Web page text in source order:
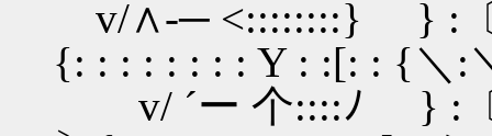
v/∧-─ <::::::::} } :〔
{: : : : : : : : Y : :[: : {＼:
v/ ´ー 个::::ﾉ }